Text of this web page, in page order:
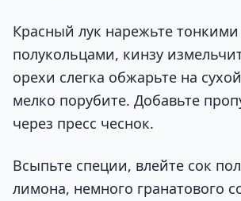
Красный лук нарежьте тонкими
полукольцами, кинзу
орехи слегка обжарьте на
мелко порубите. Добавьте
через пресс чеснок.
Всыпьте специи, влейте сок
лимона, немного гранатового